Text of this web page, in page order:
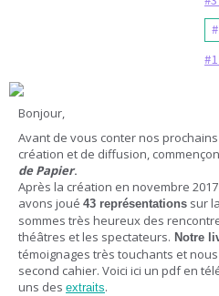
Bonjour,
Avant de vous conter nos
création et de diffusion,
de Papier.
Après la création en novembre
avons joué 43 représentations sur
sommes très heureux des
théâtres et les spectateurs. Notre
témoignages très touchants et
second cahier. Voici ici un pdf en
uns des extraits.